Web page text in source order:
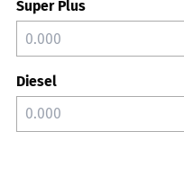
Super Plus
Diesel